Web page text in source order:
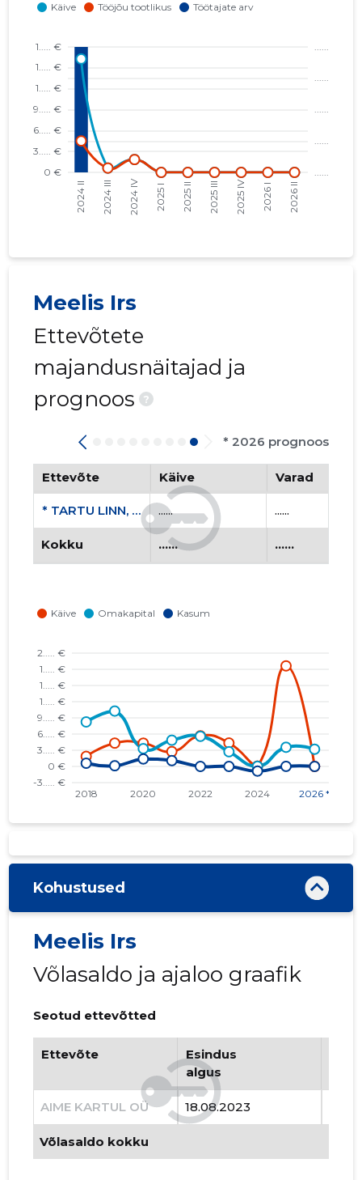
Meelis Irs
Ettevõtete
majandusnäitajad ja
prognoos
?
* 2026 prognoos
Ettevõte Käive Varad
* TARTU LINN, RAUA TN 13 KORTERIÜHISTU ...... ......
Kokku ...... ......
Kohustused
Meelis Irs
Võlasaldo ja ajaloo graafik
Seotud ettevõtted
Ettevõte
Esindus
algus
AIME KARTUL OÜ 18.08.2023
Võlasaldo kokku